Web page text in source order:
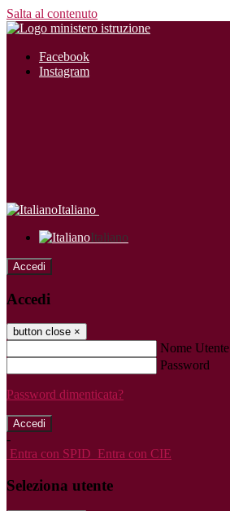
Salta al contenuto
Facebook
Instagram
Italiano
Italiano
Accedi
Accedi
button close ×
Nome Utente
Password
Password dimenticata?
-
Entra con SPID Entra con CIE
Seleziona utente